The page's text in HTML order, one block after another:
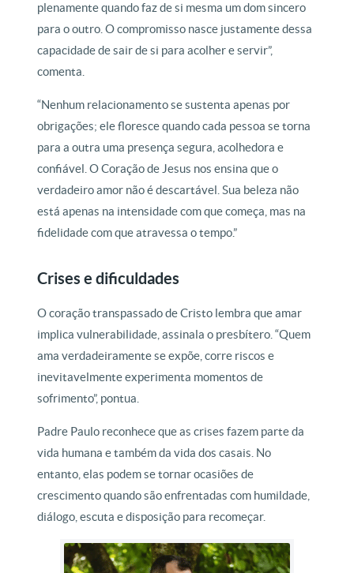
plenamente quando faz de si mesma um dom sincero
para o outro. O compromisso nasce justamente dessa
capacidade de sair de si para acolher e servir”,
comenta.
“Nenhum relacionamento se sustenta apenas por
obrigações; ele floresce quando cada pessoa se torna
para a outra uma presença segura, acolhedora e
confiável. O Coração de Jesus nos ensina que o
verdadeiro amor não é descartável. Sua beleza não
está apenas na intensidade com que começa, mas na
fidelidade com que atravessa o tempo.”
Crises e dificuldades
O coração transpassado de Cristo lembra que amar
implica vulnerabilidade, assinala o presbítero. “Quem
ama verdadeiramente se expõe, corre riscos e
inevitavelmente experimenta momentos de
sofrimento”, pontua.
Padre Paulo reconhece que as crises fazem parte da
vida humana e também da vida dos casais. No
entanto, elas podem se tornar ocasiões de
crescimento quando são enfrentadas com humildade,
diálogo, escuta e disposição para recomeçar.